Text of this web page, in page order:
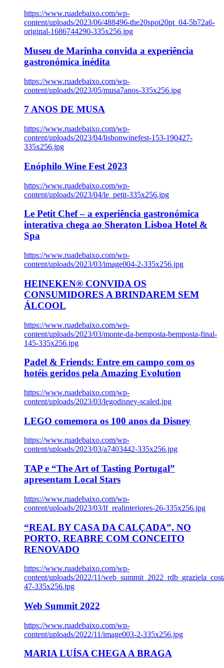
https://www.ruadebaixo.com/wp-
content/uploads/2023/06/488496-the20spot20pt_04-5b72a6-
original-1686744290-335x256.jpg
Museu de Marinha convida a experiência
gastronómica inédita
https://www.ruadebaixo.com/wp-
content/uploads/2023/05/musa7anos-335x256.jpg
7 ANOS DE MUSA
https://www.ruadebaixo.com/wp-
content/uploads/2023/04/lisbonwinefest-153-190427-
335x256.jpg
Enóphilo Wine Fest 2023
https://www.ruadebaixo.com/wp-
content/uploads/2023/04/le_petit-335x256.jpg
Le Petit Chef – a experiência gastronómica
interativa chega ao Sheraton Lisboa Hotel &
Spa
https://www.ruadebaixo.com/wp-
content/uploads/2023/03/image004-2-335x256.jpg
HEINEKEN® CONVIDA OS
CONSUMIDORES A BRINDAREM SEM
ÁLCOOL
https://www.ruadebaixo.com/wp-
content/uploads/2023/03/monte-da-bemposta-bemposta-final-
145-335x256.jpg
Padel & Friends: Entre em campo com os
hotéis geridos pela Amazing Evolution
https://www.ruadebaixo.com/wp-
content/uploads/2023/03/legodisney-scaled.jpg
LEGO comemora os 100 anos da Disney
https://www.ruadebaixo.com/wp-
content/uploads/2023/03/a7403442-335x256.jpg
TAP e “The Art of Tasting Portugal”
apresentam Local Stars
https://www.ruadebaixo.com/wp-
content/uploads/2023/03/lf_realinteriores-26-335x256.jpg
“REAL BY CASA DA CALÇADA”, NO
PORTO, REABRE COM CONCEITO
RENOVADO
https://www.ruadebaixo.com/wp-
content/uploads/2022/11/
47-335x256.jpg
Web Summit 2022
https://www.ruadebaixo.com/wp-
content/uploads/2022/11/image003-2-335x256.jpg
MARIA LUÍSA CHEGA A BRAGA